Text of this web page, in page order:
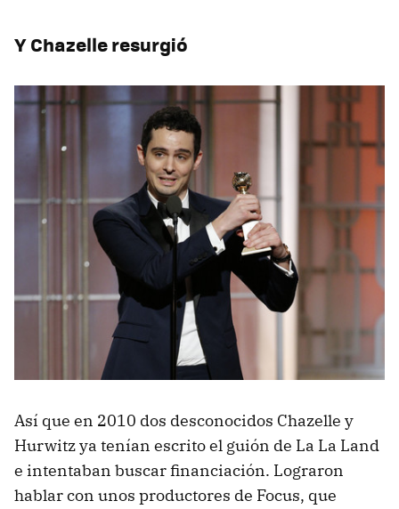
Y Chazelle resurgió
Así que en 2010 dos desconocidos Chazelle y
Hurwitz ya tenían escrito el guión de La La Land
e intentaban buscar financiación. Lograron
hablar con unos productores de Focus, que